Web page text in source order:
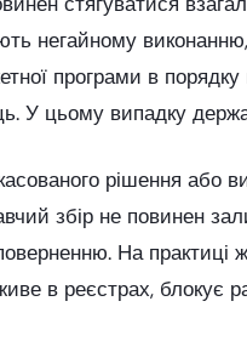
негайному
програми в
У цьому випадку
рішення або
збір не повинен
На
живе в реєстрах,